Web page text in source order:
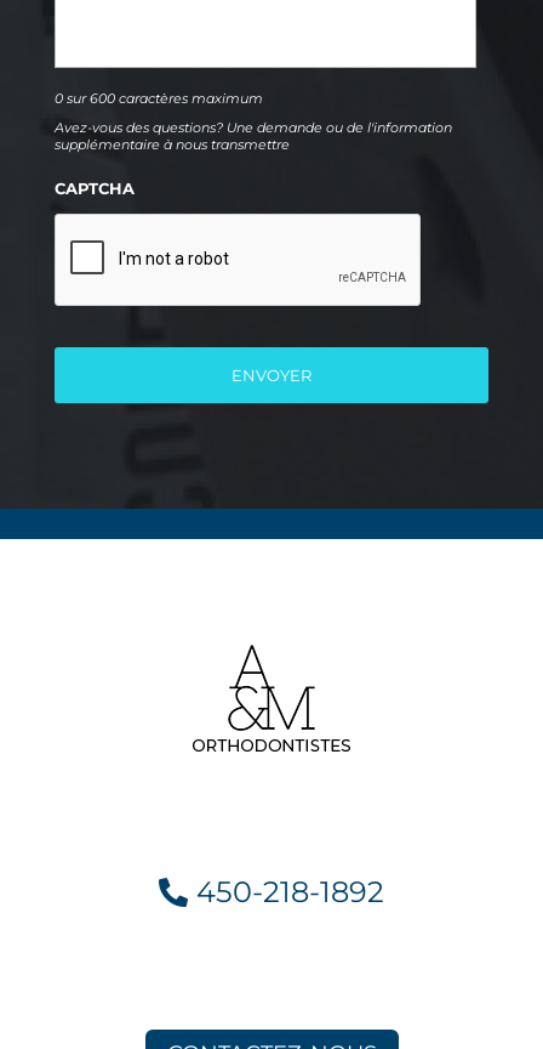
0 sur 600 caractères maximum
Avez-vous des questions? Une demande ou de l'information
supplémentaire à nous transmettre
CAPTCHA
450-218-1892